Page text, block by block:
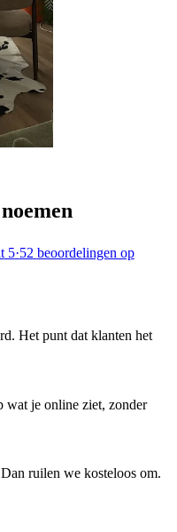
5·52 beoordelingen op
Het punt dat klanten het
wat je online ziet, zonder
ruilen we kosteloos om.